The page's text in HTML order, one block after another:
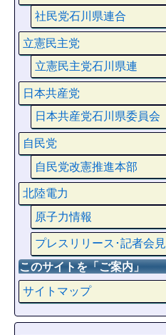
社民党石川県連合
立憲民主党
立憲民主党石川県連
日本共産党
日本共産党石川県委員会
自民党
自民党改憲推進本部
北陸電力
原子力情報
プレスリリース･記者会見
このサイトを「ご案内」
サイトマップ